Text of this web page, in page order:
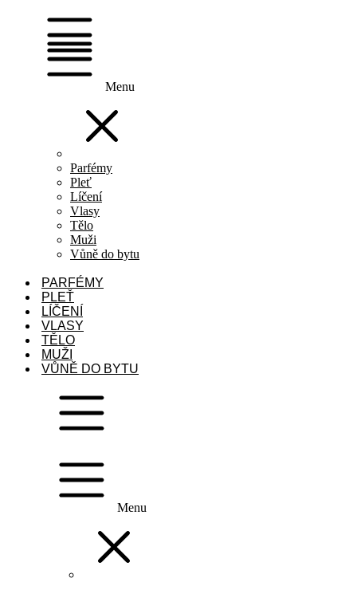
Menu
Parfémy
Pleť
Líčení
Vlasy
Tělo
Muži
Vůně do bytu
PARFÉMY
PLEŤ
LÍČENÍ
VLASY
TĚLO
MUŽI
VŮNĚ DO BYTU
Menu